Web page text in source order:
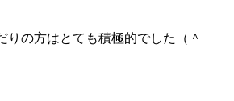
りの方はとても積極的でした（＾